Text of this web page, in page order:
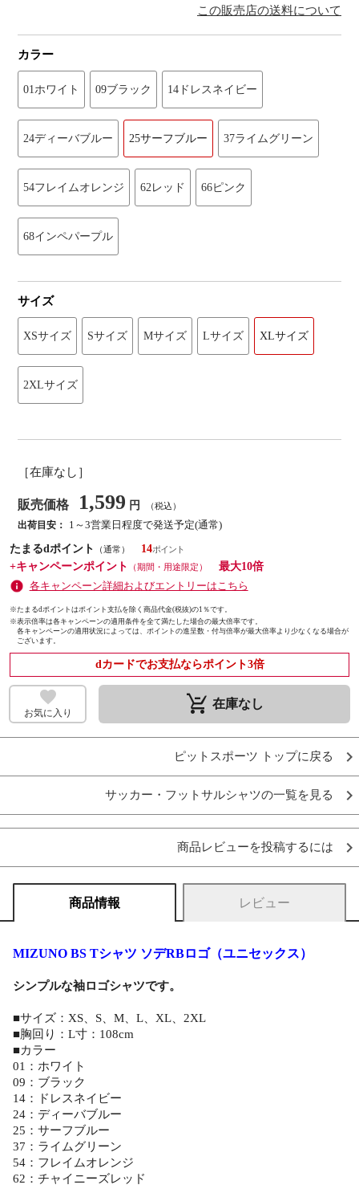
この販売店の送料について
カラー
01ホワイト 09ブラック 14ドレスネイビー
24ディーバブルー 25サーフブルー 37ライムグリーン
54フレイムオレンジ 62レッド 66ピンク
68インペパープル
サイズ
XSサイズ Sサイズ Mサイズ Lサイズ XLサイズ
2XLサイズ
［在庫なし］
販売価格 1,599 円 （税込）
出荷目安：
1～3営業日程度で発送予定(通常)
たまるdポイント
（通常）
14
+キャンペーンポイント
（期間・用途限定）
最大10倍
各キャンペーン詳細およびエントリーはこちら
※たまるdポイントはポイント支払を除く商品代金(税抜)の1％です。
※表示倍率は各キャンペーンの適用条件を全て満たした場合の最大倍率です。
各キャンペーンの適用状況によっては、ポイントの進呈数・付与倍率が最大倍率より少なくなる場合が
ございます。
dカードでお支払ならポイント3倍
お気に入り remove_shopping_cart 在庫なし
ピットスポーツ トップに戻る
サッカー・フットサルシャツの一覧を見る
商品レビューを投稿するには
商品情報 レビュー
MIZUNO BS Tシャツ ソデRBロゴ（ユニセックス）
シンプルな袖ロゴシャツです。
■サイズ：XS、S、M、L、XL、2XL
■胸回り：L寸：108cm
■カラー
01：ホワイト
09：ブラック
14：ドレスネイビー
24：ディーバブルー
25：サーフブルー
37：ライムグリーン
54：フレイムオレンジ
62：チャイニーズレッド